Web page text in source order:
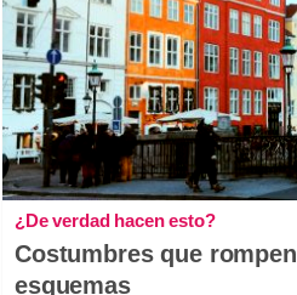
¿De verdad hacen esto?
Costumbres que
esquemas